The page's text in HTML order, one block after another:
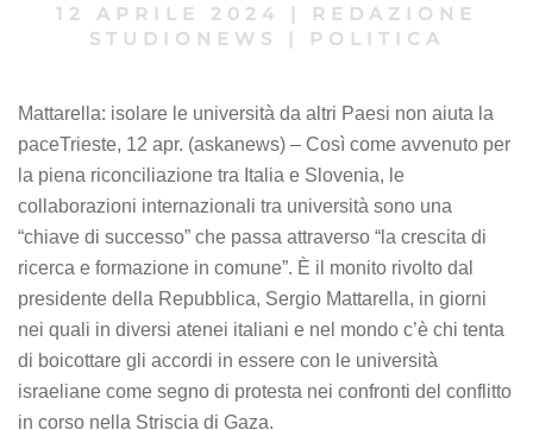
12 APRILE 2024 |
REDAZIONE
STUDIONEWS
| POLITICA
Mattarella: isolare le università da altri Paesi non aiuta la
paceTrieste, 12 apr. (askanews) – Così come avvenuto per
la piena riconciliazione tra Italia e Slovenia, le
collaborazioni internazionali tra università sono una
“chiave di successo” che passa attraverso “la crescita di
ricerca e formazione in comune”. È il monito rivolto dal
presidente della Repubblica, Sergio Mattarella, in giorni
nei quali in diversi atenei italiani e nel mondo c’è chi tenta
di boicottare gli accordi in essere con le università
israeliane come segno di protesta nei confronti del conflitto
in corso nella Striscia di Gaza.